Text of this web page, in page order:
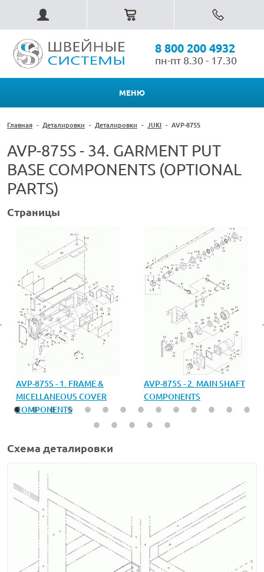
8 800 200 4932
пн-пт 8.30 - 17.30
МЕНЮ
Главная - Деталировки - Деталировки - JUKI - AVP-875S
AVP-875S - 34. GARMENT PUT
BASE COMPONENTS (OPTIONAL
PARTS)
Страницы
AVP-875S - 1. FRAME &
MICELLANEOUS COVER
COMPONENTS
AVP-875S - 2. MAIN SHAFT
COMPONENTS
Схема деталировки